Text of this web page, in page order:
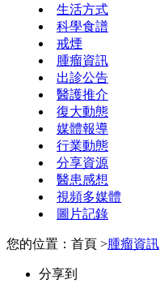
生活方式
科學食譜
戒煙
腫瘤資訊
出診公告
醫護推介
復大動態
媒體報導
行業動態
分享資源
醫患感想
視頻多媒體
圖片記錄
您的位置：首頁 >腫瘤資訊
分享到